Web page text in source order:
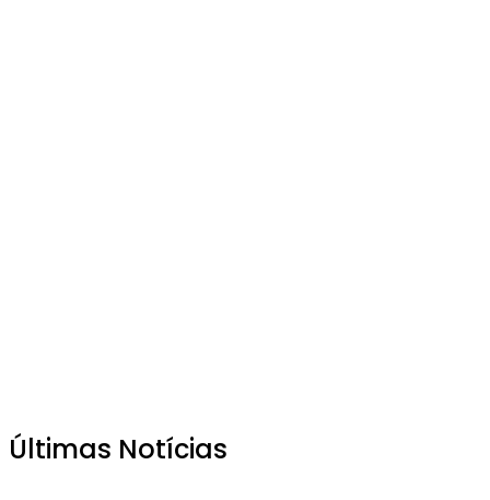
Últimas Notícias